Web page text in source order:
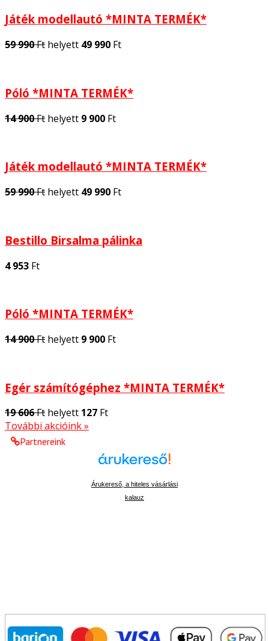
Játék modellautó *MINTA TERMÉK*
59 990Ft helyett 49 990 Ft
Póló *MINTA TERMÉK*
14 900Ft helyett 9 900 Ft
Játék modellautó *MINTA TERMÉK*
59 990Ft helyett 49 990 Ft
Bestillo Birsalma pálinka
4 953 Ft
Póló *MINTA TERMÉK*
14 900Ft helyett 9 900 Ft
Egér számítógéphez *MINTA TERMÉK*
19 606Ft helyett 127 Ft
További akcióink »
Partnereink
Árukereső, a hiteles vásárlási
kalauz